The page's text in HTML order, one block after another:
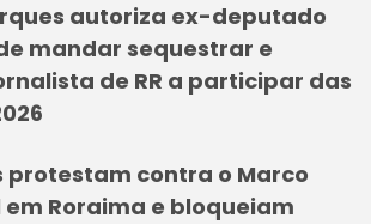
autoriza ex-deputado
mandar sequestrar e
de RR a participar das
protestam contra o Marco
Roraima e bloqueiam